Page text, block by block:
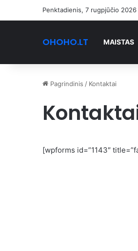
Penktadienis, 7 rugpjūčio 2026
OHOHO.LT MAISTAS
Pagrindinis / Kontaktai
[wpforms id=”1143″